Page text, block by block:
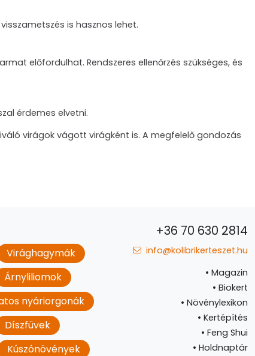
is hasznos lehet.
előfordulhat. Rendszeres ellenőrzés szükséges, és
érdemes elvetni.
virágok vágott virágként is. A megfelelő gondozás
Virághagymák
Árnyliliomok
nyáriorgonák
Díszfüvek
Kúszónövények
+36 70 630 2814
info@kolibrikerteszet.hu
• Magazin
• Biokert
• Növénylexikon
• Kertépítés
• Feng Shui
• Holdnaptár